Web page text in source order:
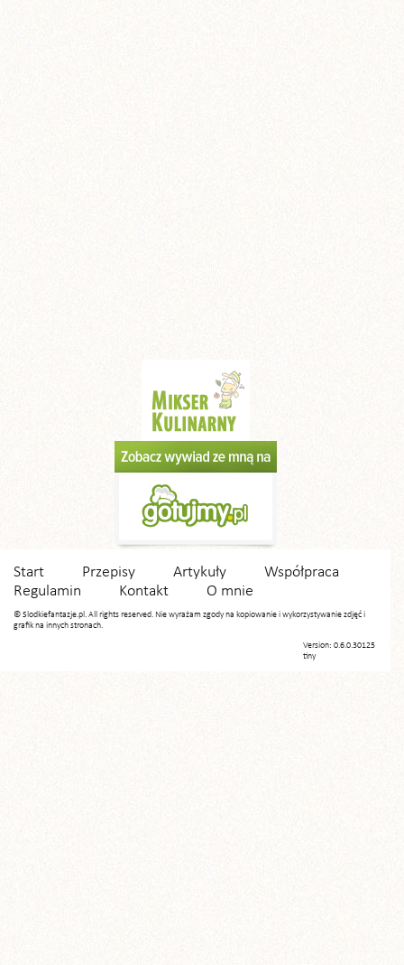
Start Przepisy Artykuły
Współpraca
Regulamin
Kontakt O mnie
© Slodkiefantazje.pl. All rights reserved. Nie wyrażam zgody na kopiowanie i wykorzystywanie zdjęć i
grafik na innych stronach.
Version: 0.6.0.30125
tiny